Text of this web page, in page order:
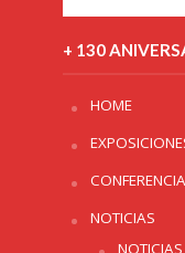
+ 130
HOME
NOTICIAS